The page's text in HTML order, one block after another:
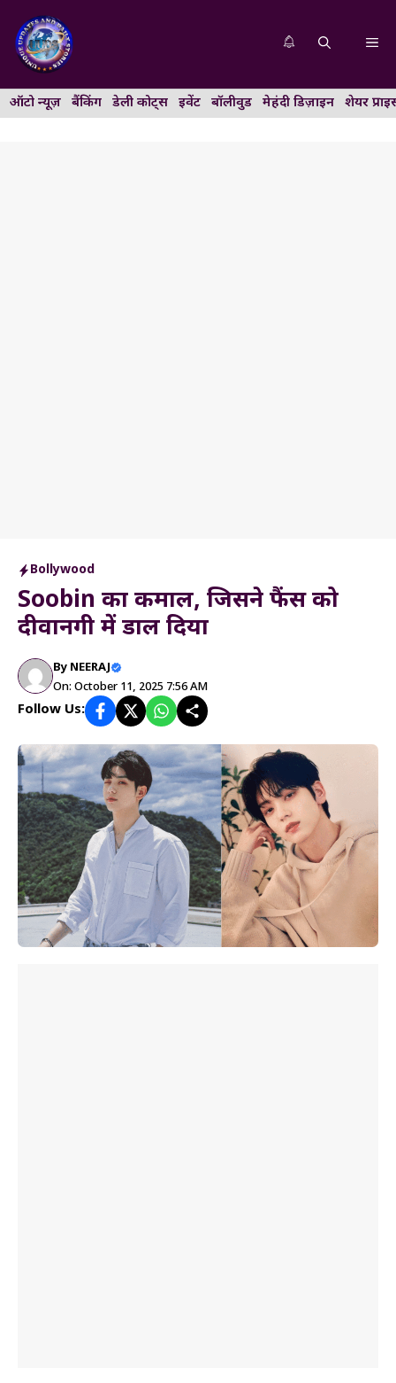
content
ऑटो न्यूज़ बैंकिंग डेली कोट्स इवेंट बॉलीवुड मेहंदी डिज़ाइन शेयर
Bollywood
Soobin का कमाल, जिसने फैंस को
दीवानगी में डाल दिया
By NEERAJ
On: October 11, 2025 7:56 AM
Follow Us: